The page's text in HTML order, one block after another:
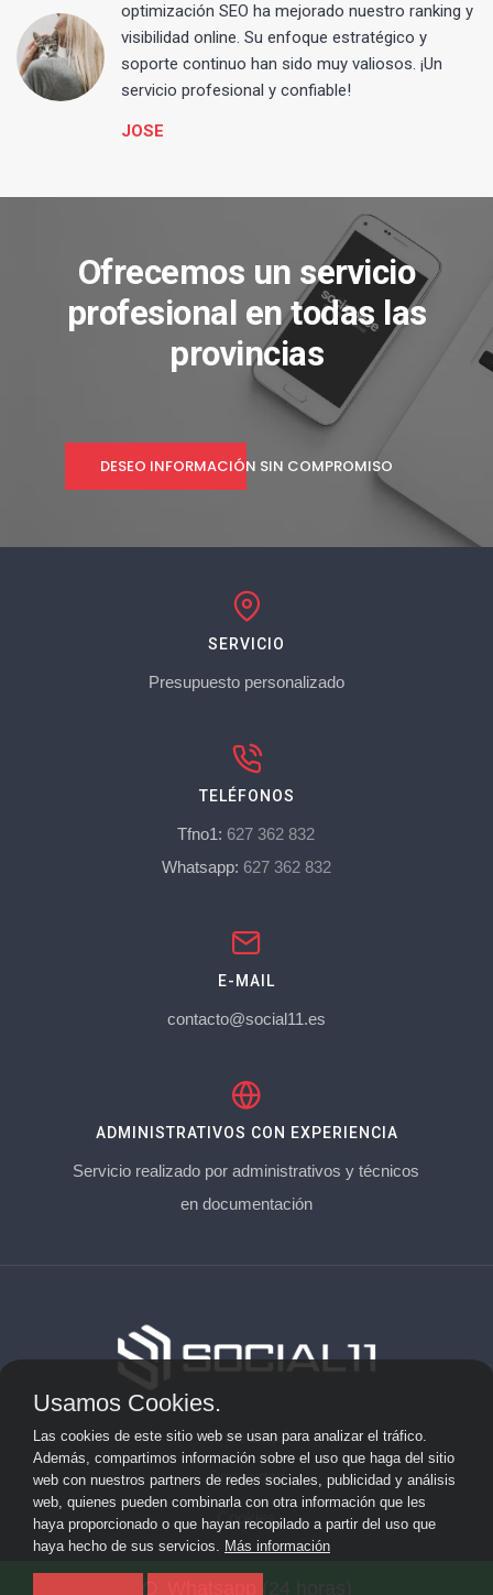
optimización SEO ha mejorado nuestro ranking y
visibilidad online. Su enfoque estratégico y
soporte continuo han sido muy valiosos. ¡Un
servicio profesional y confiable!
JOSE
Ofrecemos un servicio
profesional en todas las
provincias
DESEO INFORMACIÓN SIN COMPROMISO
SERVICIO
Presupuesto personalizado
TELÉFONOS
Tfno1: 627 362 832
Whatsapp: 627 362 832
E-MAIL
contacto@social11.es
ADMINISTRATIVOS CON EXPERIENCIA
Servicio realizado por administrativos y técnicos
en documentación
Aviso Legal
Privacidad
Cookies
Usamos Cookies.
Las cookies de este sitio web se usan para analizar el tráfico.
Además, compartimos información sobre el uso que haga del sitio
web con nuestros partners de redes sociales, publicidad y análisis
web, quienes pueden combinarla con otra información que les
haya proporcionado o que hayan recopilado a partir del uso que
haya hecho de sus servicios. Más información